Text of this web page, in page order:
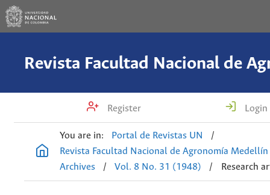
Register Login
You are in: Portal de Revistas UN
/
Revista Facultad Nacional de Agronomía Medellín
Archives
/ Vol. 8 No. 31 (1948) / Research